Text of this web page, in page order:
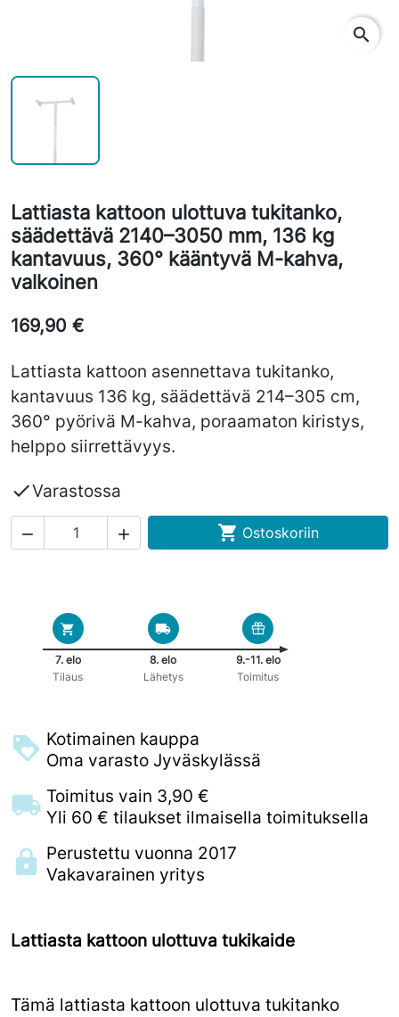
search
Lattiasta kattoon ulottuva tukitanko,
säädettävä 2140–3050 mm, 136 kg
kantavuus, 360° kääntyvä M-kahva,
valkoinen
169,90 €
Lattiasta kattoon asennettava tukitanko,
kantavuus 136 kg, säädettävä 214–305 cm,
360° pyörivä M-kahva, poraamaton kiristys,
helppo siirrettävyys.
Varastossa
   Ostoskoriin
7. elo
Tilaus
8. elo
Lähetys
9.-11. elo
Toimitus
Kotimainen kauppa
Oma varasto Jyväskylässä
Toimitus vain 3,90 €
Yli 60 € tilaukset ilmaisella toimituksella
Perustettu vuonna 2017
Vakavarainen yritys
Lattiasta kattoon ulottuva tukikaide
Tämä lattiasta kattoon ulottuva tukitanko